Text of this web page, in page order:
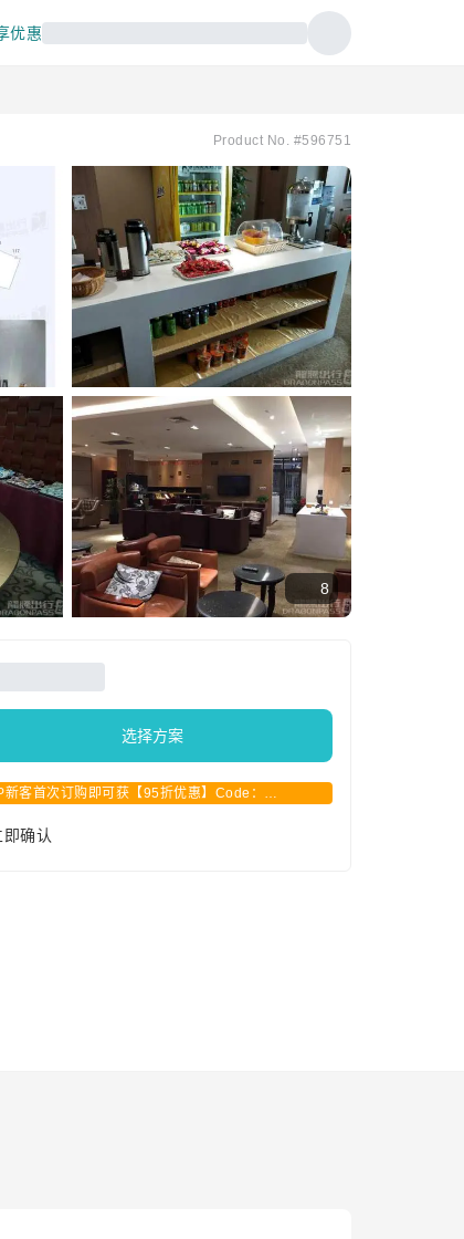
优惠
Product No. #596751
8
选择方案
新客首次订购即可获【95折优惠】Code：
即确认